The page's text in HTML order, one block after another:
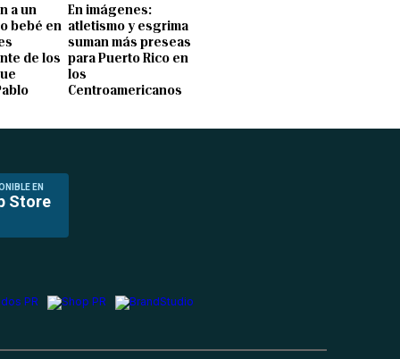
a un
bebé en
de los
En imágenes:
atletismo y esgrima
suman más preseas
para Puerto Rico en
los
Centroamericanos
EN
Store